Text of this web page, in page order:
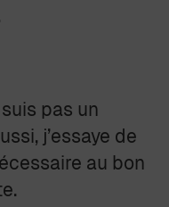
pas un
j’essaye de
au bon